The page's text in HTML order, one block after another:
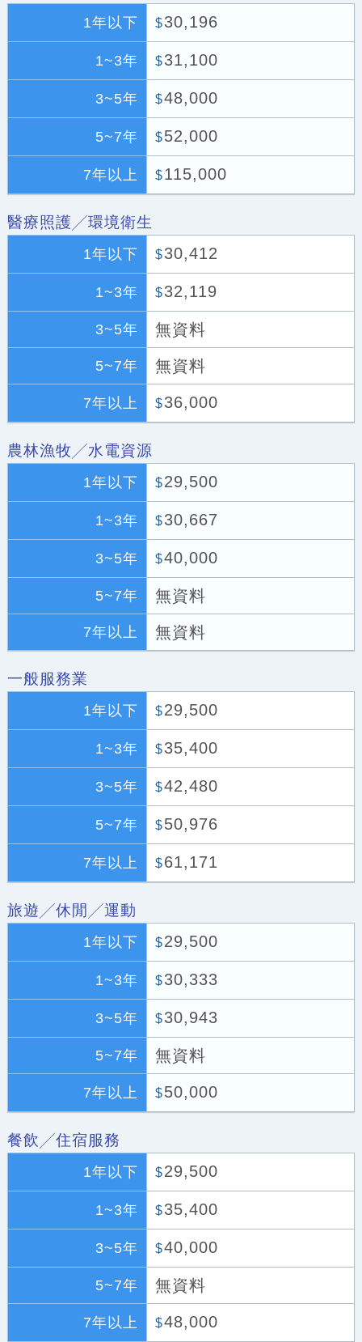
1年以下 $30,196
1~3年 $31,100
3~5年 $48,000
5~7年 $52,000
7年以上 $115,000
醫療照護╱環境衛生
1年以下 $30,412
1~3年 $32,119
3~5年 無資料
5~7年 無資料
7年以上 $36,000
農林漁牧╱水電資源
1年以下 $29,500
1~3年 $30,667
3~5年 $40,000
5~7年 無資料
7年以上 無資料
一般服務業
1年以下 $29,500
1~3年 $35,400
3~5年 $42,480
5~7年 $50,976
7年以上 $61,171
旅遊╱休閒╱運動
1年以下 $29,500
1~3年 $30,333
3~5年 $30,943
5~7年 無資料
7年以上 $50,000
餐飲╱住宿服務
1年以下 $29,500
1~3年 $35,400
3~5年 $40,000
5~7年 無資料
7年以上 $48,000